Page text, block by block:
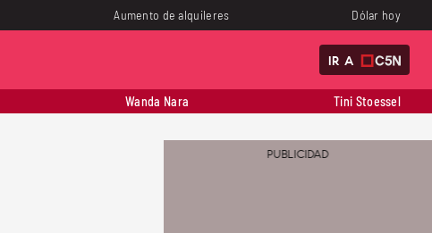
Aumento de alquileres Dólar hoy
IR A
Wanda Nara Tini Stoessel